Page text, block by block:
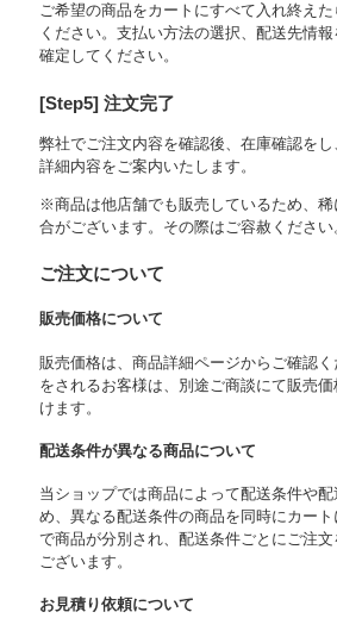
ご希望の商品をカートにすべて入れ終え
ください。支払い方法の選択、配送先情
確定してください。
[Step5] 注文完了
弊社でご注文内容を確認後、在庫確認を
詳細内容をご案内いたします。
※商品は他店舗でも販売しているため、
合がございます。その際はご容赦ください
ご注文について
販売価格について
販売価格は、商品詳細ページからご確認
をされるお客様は、別途ご商談にて販売
けます。
配送条件が異なる商品について
当ショップでは商品によって配送条件や
め、異なる配送条件の商品を同時にカー
で商品が分別され、配送条件ごとにご注
ございます。
お見積り依頼について